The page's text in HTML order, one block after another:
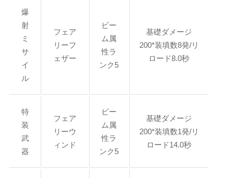
爆
射
ミ
サ
イ
ル
フェア
リーフ
ェザー
ビー
ム属
性ラ
ンク5
基礎ダメージ
200*装填数8発/リ
ロード8.0秒
特
装
武
器
フェア
リーウ
ィンド
ビー
ム属
性ラ
ンク5
基礎ダメージ
200*装填数1発/リ
ロード14.0秒